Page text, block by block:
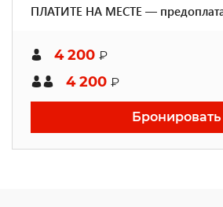
ПЛАТИТЕ НА МЕСТЕ — предоплата
4 200 ₽
4 200 ₽
Бронировать